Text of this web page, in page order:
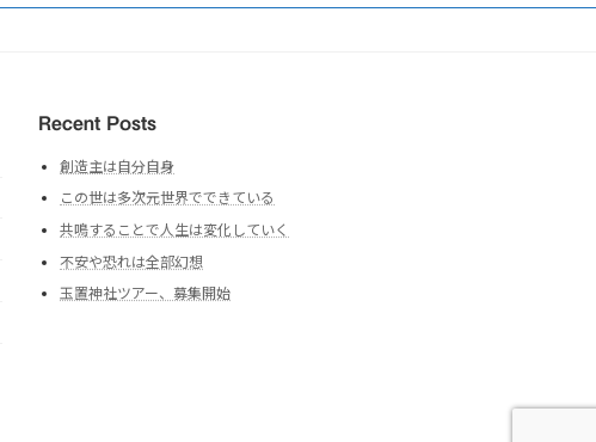
Recent Posts
創造主は自分自身
この世は多次元世界でできている
共鳴することで人生は変化していく
不安や恐れは全部幻想
玉置神社ツアー、募集開始